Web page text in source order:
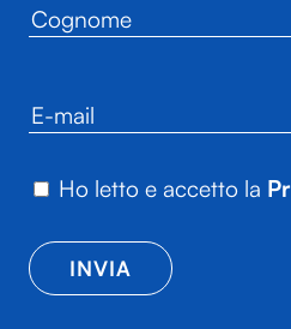
Ho letto e accetto la